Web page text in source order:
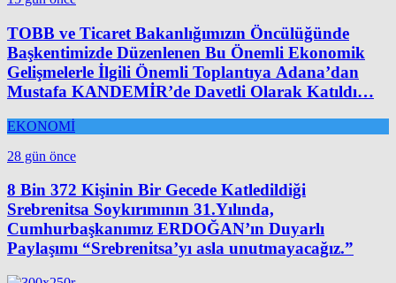
TOBB ve Ticaret Bakanlığımızın Öncülüğünde
Başkentimizde Düzenlenen Bu Önemli Ekonomik
Gelişmelerle İlgili Önemli Toplantıya Adana’dan
Mustafa KANDEMİR’de Davetli Olarak Katıldı…
EKONOMİ
28 gün önce
8 Bin 372 Kişinin Bir Gecede Katledildiği
Srebrenitsa Soykırımının 31.Yılında,
Cumhurbaşkanımız ERDOĞAN’ın Duyarlı
Paylaşımı “Srebrenitsa’yı asla unutmayacağız.”